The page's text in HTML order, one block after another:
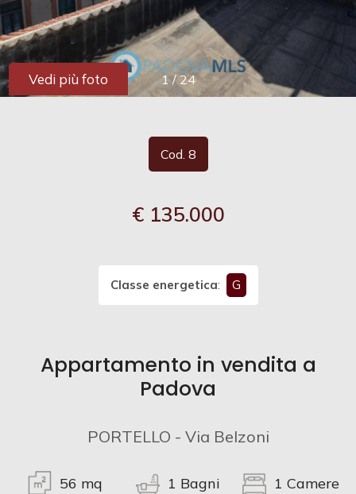
1 / 24
Vedi più foto
Cod. 8
€ 135.000
Classe energetica: G
Appartamento in vendita a
Padova
PORTELLO - Via Belzoni
56 mq 1 Bagni 1 Camere
Provincia
Comune